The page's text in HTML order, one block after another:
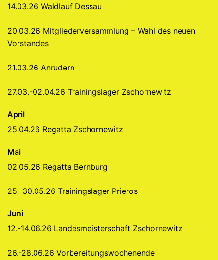
14.03.26 Waldlauf Dessau
20.03.26 Mitgliederversammlung – Wahl des neuen
Vorstandes
21.03.26 Anrudern
27.03.-02.04.26 Trainingslager Zschornewitz
April
25.04.26 Regatta Zschornewitz
Mai
02.05.26 Regatta Bernburg
25.-30.05.26 Trainingslager Prieros
Juni
12.-14.06.26 Landesmeisterschaft Zschornewitz
26.-28.06.26 Vorbereitungswochenende